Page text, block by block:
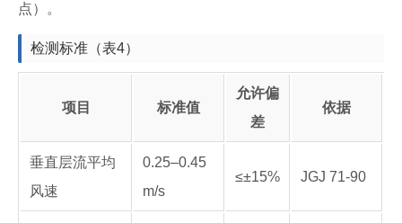
点）。
检测标准（表4）
项目 标准值
允许偏
差
依据
垂直层流平均
风速
0.25–0.45
m/s
≤±15% JGJ 71-90